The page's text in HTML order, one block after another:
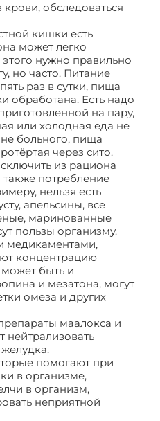
крови, обследоваться
кишки есть
может легко
этого нужно правильно
но часто. Питание
раз в сутки, пища
обработана. Есть надо
на пару,
или холодная еда не
больного, пища
через сито.
из рациона
потребление
нельзя есть
апельсины, все
маринованные
пользы организму.
медикаментами,
концентрацию
быть и
и мезатона, могут
омеза и других
маалокса и
нейтрализовать
помогают при
в организме,
в организм,
неприятной